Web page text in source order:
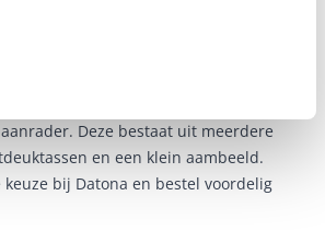
Deze bestaat uit meerdere
en een klein aambeeld.
keuze bij Datona en bestel voordelig